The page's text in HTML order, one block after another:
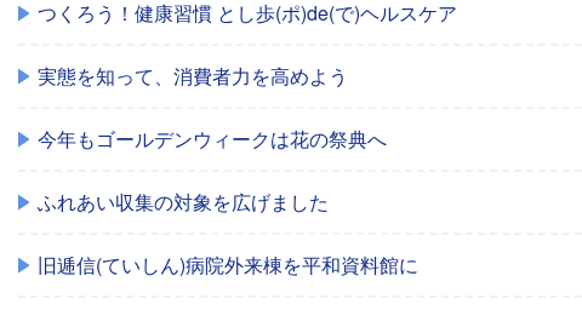
つくろう！健康習慣 とし歩(ポ)de(で)ヘルスケア
実態を知って、消費者力を高めよう
今年もゴールデンウィークは花の祭典へ
ふれあい収集の対象を広げました
旧逓信(ていしん)病院外来棟を平和資料館に